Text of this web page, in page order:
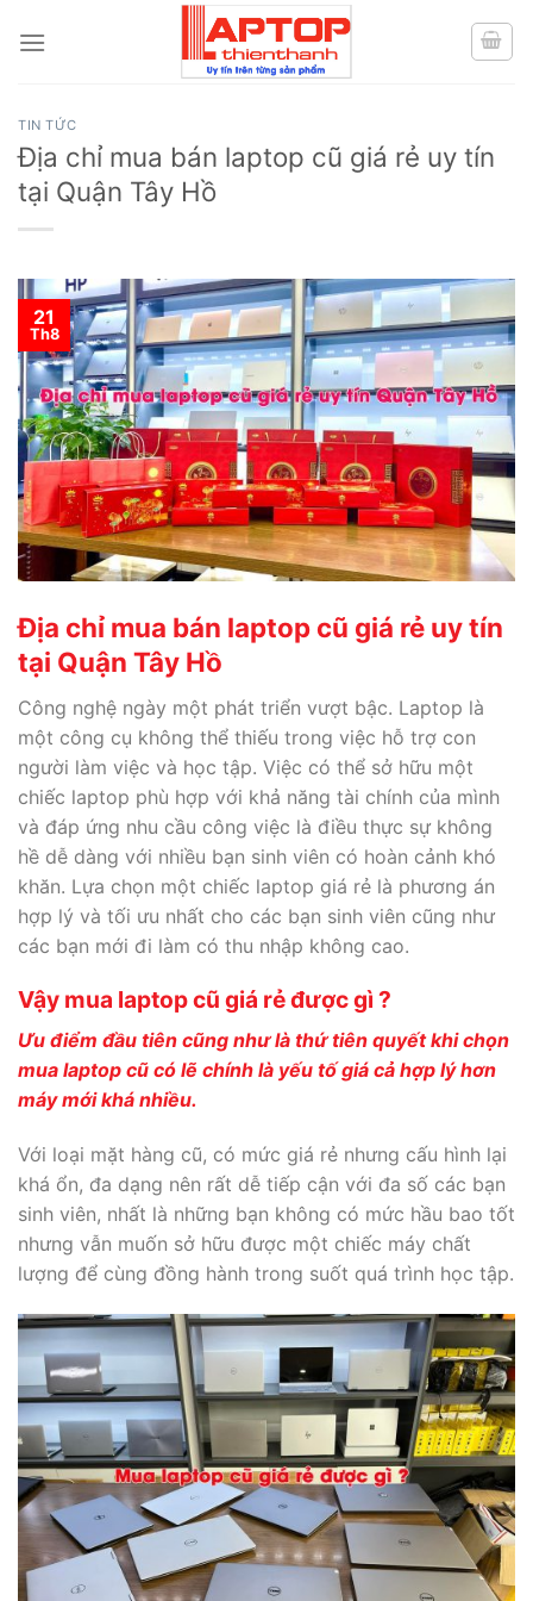
TIN TỨC
Địa chỉ mua bán laptop cũ giá rẻ uy tín
tại Quận Tây Hồ
21
Th8
Địa chỉ mua bán laptop cũ giá rẻ uy tín
tại Quận Tây Hồ
Công nghệ ngày một phát triển vượt bậc. Laptop là
một công cụ không thể thiếu trong việc hỗ trợ con
người làm việc và học tập. Việc có thể sở hữu một
chiếc laptop phù hợp với khả năng tài chính của mình
và đáp ứng nhu cầu công việc là điều thực sự không
hề dễ dàng với nhiều bạn sinh viên có hoàn cảnh khó
khăn. Lựa chọn một chiếc laptop giá rẻ là phương án
hợp lý và tối ưu nhất cho các bạn sinh viên cũng như
các bạn mới đi làm có thu nhập không cao.
Vậy mua laptop cũ giá rẻ được gì ?
Ưu điểm đầu tiên cũng như là thứ tiên quyết khi chọn
mua laptop cũ có lẽ chính là yếu tố giá cả hợp lý hơn
máy mới khá nhiều.
Với loại mặt hàng cũ, có mức giá rẻ nhưng cấu hình lại
khá ổn, đa dạng nên rất dễ tiếp cận với đa số các bạn
sinh viên, nhất là những bạn không có mức hầu bao tốt
nhưng vẫn muốn sở hữu được một chiếc máy chất
lượng để cùng đồng hành trong suốt quá trình học tập.